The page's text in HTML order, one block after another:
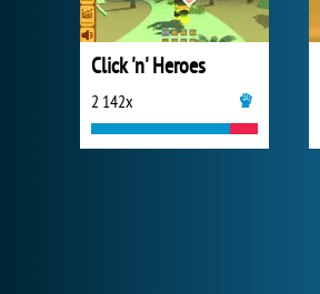
Click 'n' Heroes
2 142x